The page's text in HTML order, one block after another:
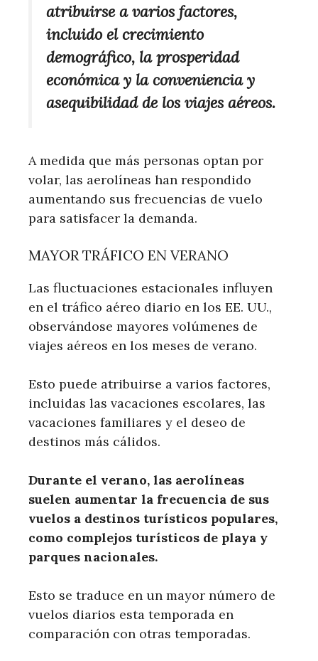
atribuirse a varios factores,
incluido el crecimiento
demográfico, la prosperidad
económica y la conveniencia y
asequibilidad de los viajes aéreos.
A medida que más personas optan por
volar, las aerolíneas han respondido
aumentando sus frecuencias de vuelo
para satisfacer la demanda.
MAYOR TRÁFICO EN VERANO
Las fluctuaciones estacionales influyen
en el tráfico aéreo diario en los EE. UU.,
observándose mayores volúmenes de
viajes aéreos en los meses de verano.
Esto puede atribuirse a varios factores,
incluidas las vacaciones escolares, las
vacaciones familiares y el deseo de
destinos más cálidos.
Durante el verano, las aerolíneas
suelen aumentar la frecuencia de sus
vuelos a destinos turísticos populares,
como complejos turísticos de playa y
parques nacionales.
Esto se traduce en un mayor número de
vuelos diarios esta temporada en
comparación con otras temporadas.